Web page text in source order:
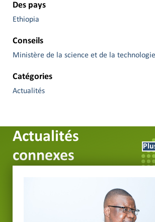
Des pays
Ethiopia
Conseils
Ministère de la science et de la
Catégories
Actualités
Actualités
connexes